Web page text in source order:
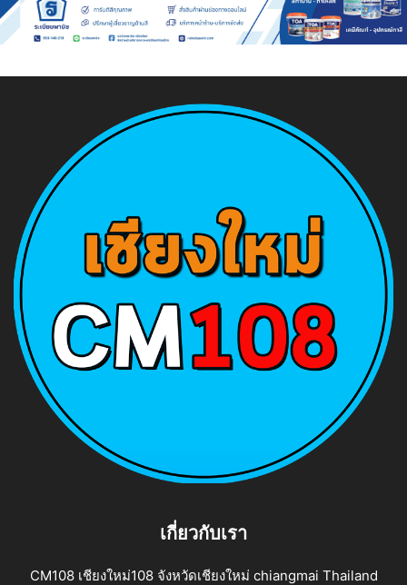
เกี่ยวกับเรา
CM108 เชียงใหม่108 จังหวัดเชียงใหม่ chiangmai Thailand